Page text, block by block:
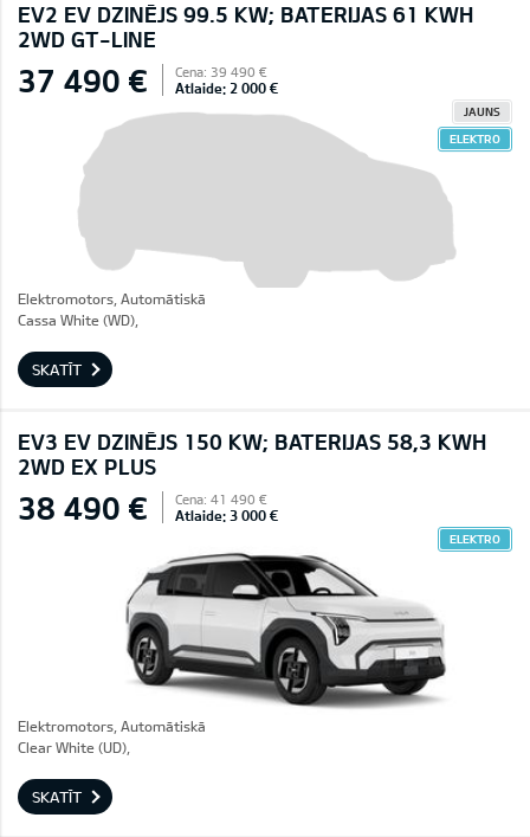
EV2 EV DZINĒJS 99.5 KW; BATERIJAS 61 KWH
2WD GT-LINE
37 490 € Cena: 39 490 €
Atlaide: 2 000 €
JAUNS
ELEKTRO
Elektromotors, Automātiskā
Cassa White (WD),
SKATĪT
EV3 EV DZINĒJS 150 KW; BATERIJAS 58,3 KWH
2WD EX PLUS
38 490 € Cena: 41 490 €
Atlaide: 3 000 €
ELEKTRO
Elektromotors, Automātiskā
Clear White (UD),
SKATĪT